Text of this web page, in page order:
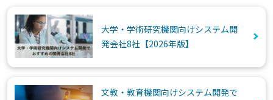
大学・学術研究機関向けシステム開
発会社8社【2026年版】
文教・教育機関向けシステム開発で